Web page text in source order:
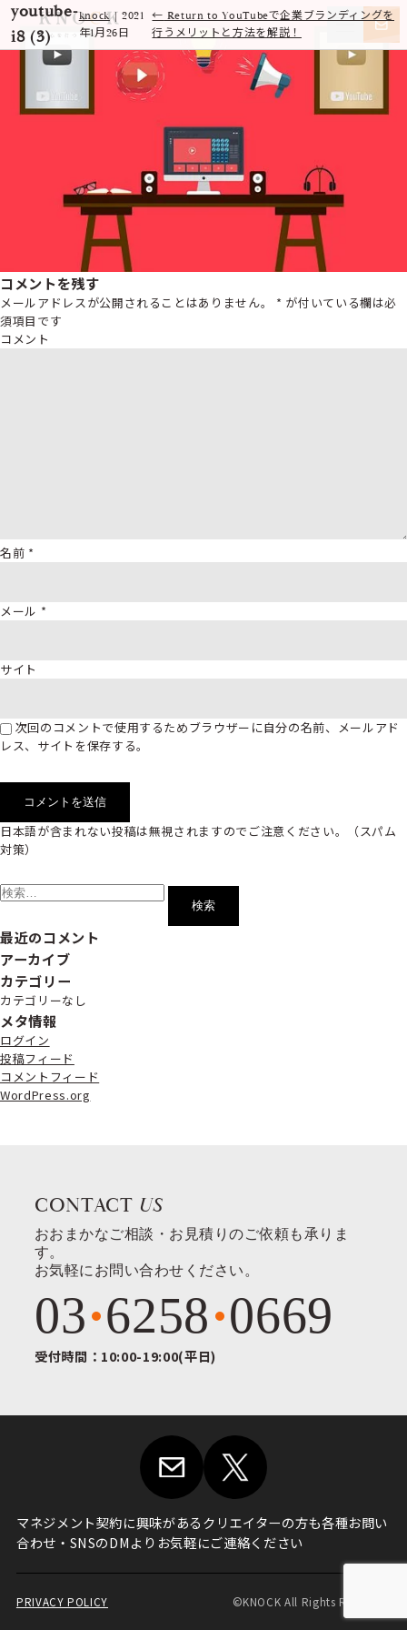
youtube-
i8 (3)
knock | 2021
年1月26日
← Return to YouTubeで企業ブランディングを
行うメリットと方法を解説！
コメントを残す
メールアドレスが公開されることはありません。 * が付いている欄は必
須項目です
コメント
名前 *
メール *
サイト
次回のコメントで使用するためブラウザーに自分の名前、メールアド
レス、サイトを保存する。
日本語が含まれない投稿は無視されますのでご注意ください。（スパム
対策）
索:
最近のコメント
アーカイブ
カテゴリー
カテゴリーなし
メタ情報
ログイン
投稿フィード
コメントフィード
WordPress.org
CONTACT US
おおまかなご相談・お見積りのご依頼も承りま
す。
お気軽にお問い合わせください。
03 6258 0669
受付時間：10:00-19:00(平日)
マネジメント契約に興味があるクリエイターの方も各種お問い
合わせ・ SNSのDMよりお気軽にご連絡ください
PRIVACY POLICY ©KNOCK All Rights Reserved.